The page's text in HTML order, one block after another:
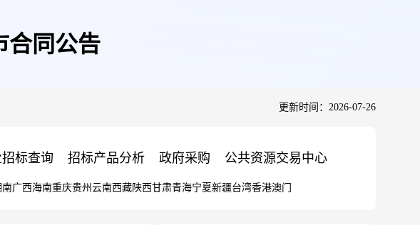
合同公告
更新时间：2026-07-26
标查询 招标产品分析 政府采购 公共资源交易中心
南广西海南重庆贵州 云南西藏陕西甘肃青海宁夏新疆台湾香港澳门